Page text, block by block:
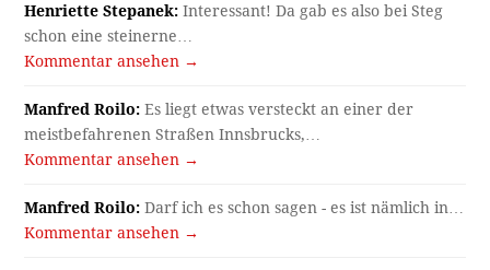
Henriette Stepanek: Interessant! Da gab es also bei Steg
schon eine steinerne…
Kommentar ansehen →
Manfred Roilo: Es liegt etwas versteckt an einer der
meistbefahrenen Straßen Innsbrucks,…
Kommentar ansehen →
Manfred Roilo: Darf ich es schon sagen - es ist nämlich in…
Kommentar ansehen →